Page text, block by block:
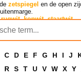
dezetspiegel en de open
rugwit,kopwit,staartwit.
C D E F G H I J
R S T U V W X Y